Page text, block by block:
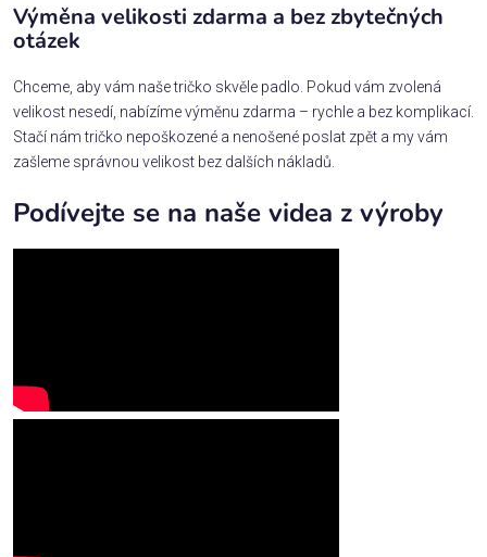
Výměna velikosti zdarma a bez zbytečných
otázek
Chceme, aby vám naše tričko skvěle padlo. Pokud vám zvolená
velikost nesedí, nabízíme výměnu zdarma – rychle a bez komplikací.
Stačí nám tričko nepoškozené a nenošené poslat zpět a my vám
zašleme správnou velikost bez dalších nákladů.
Podívejte se na naše videa z výroby